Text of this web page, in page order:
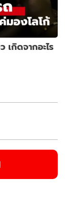
กิดจากอะไร